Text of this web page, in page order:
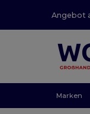
Angebot
Marken